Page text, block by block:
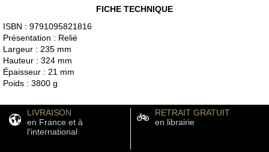
FICHE TECHNIQUE
ISBN : 9791095821816
Présentation : Relié
Largeur : 235 mm
Hauteur : 324 mm
Épaisseur : 21 mm
Poids : 3800 g
LIVRAISON
en France et à
l'international
RETRAIT GRATUIT
en librairie